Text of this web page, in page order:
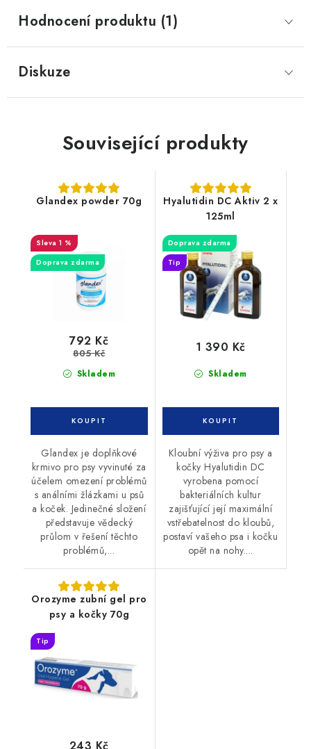
Hodnocení produktu (1)
Diskuze
Související produkty
Glandex powder 70g
1 %
Doprava zdarma
Skladem
792 Kč
805 Kč
Glandex je doplňkové
krmivo pro psy vyvinuté za
účelem omezení problémů
s análními žlázkami u psů
a koček. Jedinečné složení
představuje vědecký
průlom v řešení těchto
problémů,...
Hyalutidin DC Aktiv 2 x
125ml
Doprava zdarma
Tip
Skladem
1 390 Kč
Kloubní výživa pro psy a
kočky Hyalutidin DC
vyrobena pomocí
bakteriálních kultur
zajišťující její maximální
vstřebatelnost do kloubů,
postaví vašeho psa i kočku
opět na nohy....
Orozyme zubní gel pro
psy a kočky 70g
Tip
243 Kč